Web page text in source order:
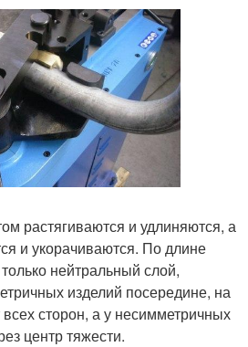
растягиваются и удлиняются, а
и укорачиваются. По длине
нейтральный слой,
изделий посередине, на
сторон, а у несимметричных
центр тяжести.